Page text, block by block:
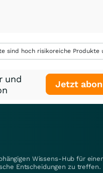
hoch risikoreiche Produkte
und
Jetzt
Wissens-Hub für
Entscheidungen zu treffen.